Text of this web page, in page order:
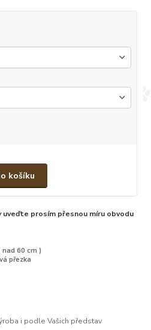
košíku
uveďte prosím přesnou míru obvodu
nad 60 cm )
přezka
i podle Vašich představ